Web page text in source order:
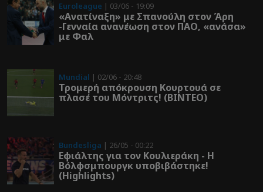
Euroleague | 03/06 - 19:09
«Ανατίναξη» με Σπανούλη στον Άρη
-Γενναία ανανέωση στον ΠΑΟ, «ανάσα»
με Φαλ
Mundial | 02/06 - 20:48
Τρομερή απόκρουση Κουρτουά σε
πλασέ του Μόντριτς! (ΒΙΝΤΕΟ)
Bundesliga | 26/05 - 00:22
Εφιάλτης για τον Κουλιεράκη - Η
Βόλφσμπουργκ υποβιβάστηκε!
(Highlights)